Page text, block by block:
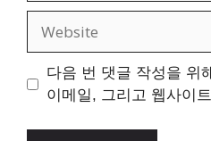
다음 번 댓글 작성을 위
이메일, 그리고 웹사이